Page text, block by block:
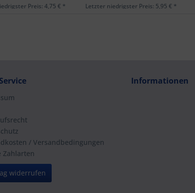
Preis: 4,75 € *
Letzter niedrigster Preis: 5,95 € *
/ Versandbedingungen
Zahlarten
widerrufen
Informationen